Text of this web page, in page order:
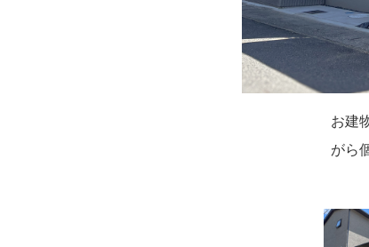
お建
がら
ピン
くて
掃き
然木
玄関
れず
シン
門壁
キリ
カー
さに
ウッ
ラス